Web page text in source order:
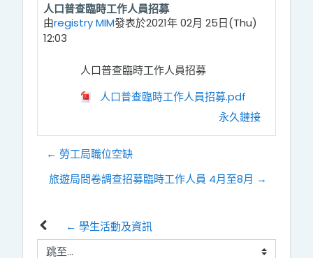
人口普查臨時工作人員招募
由registry MIM發表於2021年 02月 25日(Thu)
12:03
Number of replies: 0
人口普查臨時工作人員招募
人口普查臨時工作人員招募.pdf
永久鏈接
← 勞工局職位空缺
旅遊局問卷調查招募臨時工作人員 4月至8月 →
← 學生活動及資訊